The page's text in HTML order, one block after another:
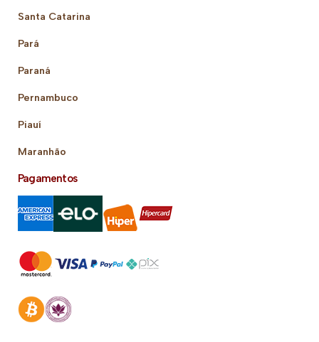
Santa Catarina
Pará
Paraná
Pernambuco
Piauí
Maranhão
Pagamentos